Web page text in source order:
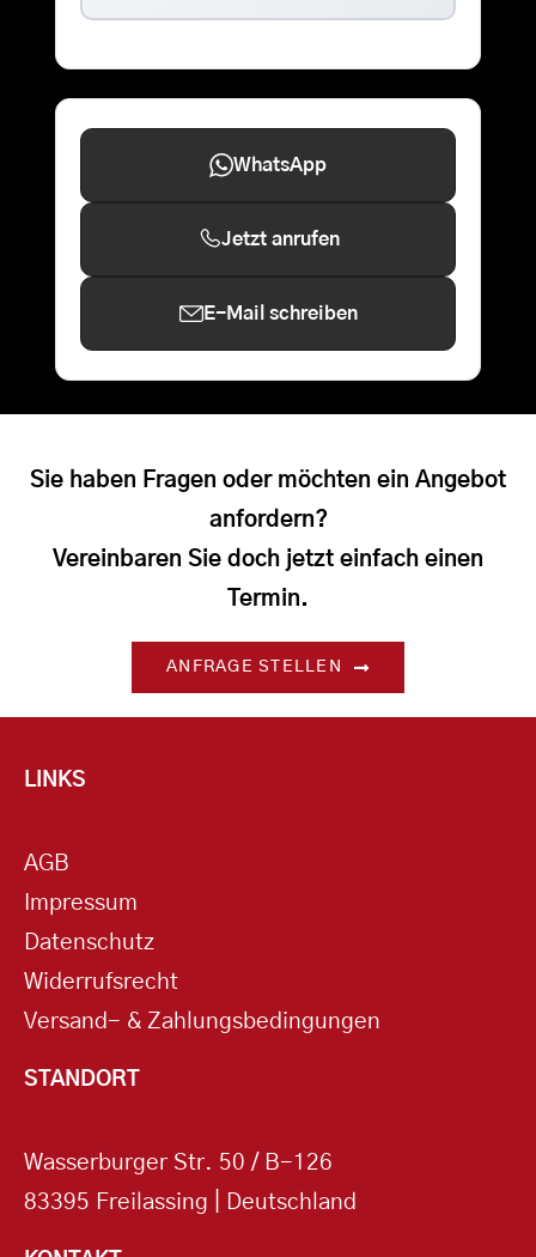
WhatsApp
Jetzt anrufen
E-Mail schreiben
Sie haben Fragen oder möchten ein Angebot
anfordern?
Vereinbaren Sie doch jetzt einfach einen
Termin.
ANFRAGE STELLEN
LINKS
AGB
Impressum
Datenschutz
Widerrufsrecht
Versand- & Zahlungsbedingungen
STANDORT
Wasserburger Str. 50 / B-126
83395 Freilassing | Deutschland